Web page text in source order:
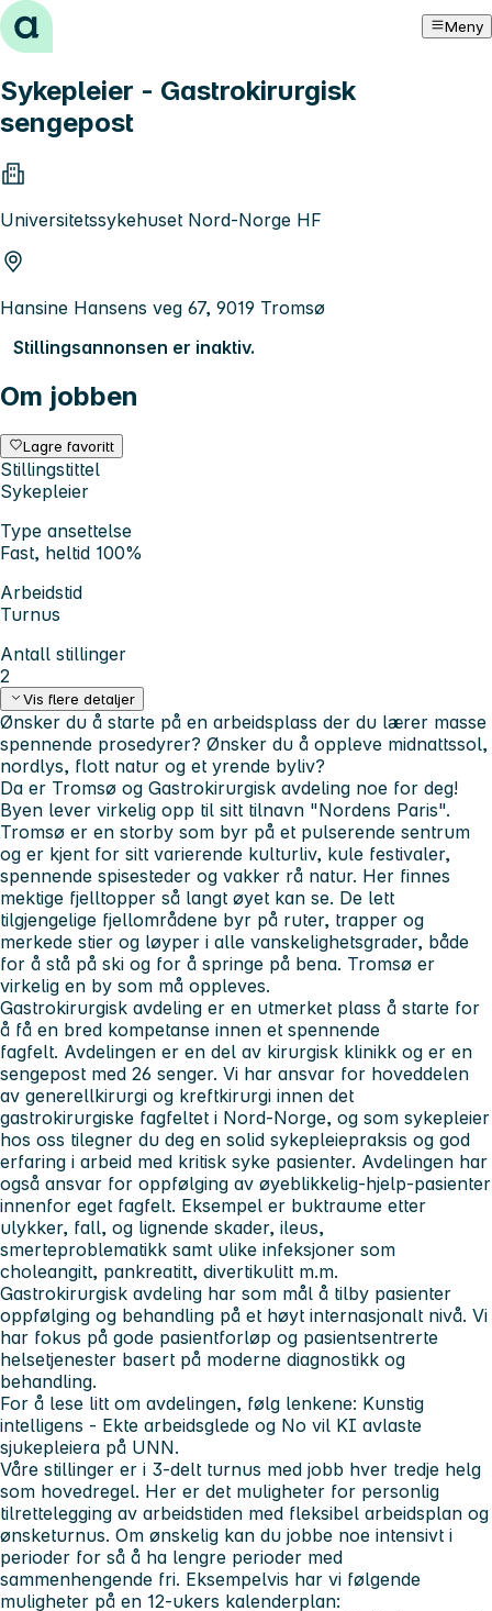
Hopp til innhold Meny
Sykepleier - Gastrokirurgisk
sengepost
Universitetssykehuset Nord-Norge HF
Hansine Hansens veg 67, 9019 Tromsø
Stillingsannonsen er inaktiv.
Om jobben
Lagre favoritt
Stillingstittel
Sykepleier
Type ansettelse
Fast, heltid 100%
Arbeidstid
Turnus
Antall stillinger
2
Vis flere detaljer
Ønsker du å starte på en arbeidsplass der du lærer masse
spennende prosedyrer? Ønsker du å oppleve midnattssol,
nordlys, flott natur og et yrende byliv?
Da er Tromsø og Gastrokirurgisk avdeling noe for deg!
Byen lever virkelig opp til sitt tilnavn "Nordens Paris".
Tromsø er en storby som byr på et pulserende sentrum
og er kjent for sitt varierende kulturliv, kule festivaler,
spennende spisesteder og vakker rå natur. Her finnes
mektige fjelltopper så langt øyet kan se. De lett
tilgjengelige fjellområdene byr på ruter, trapper og
merkede stier og løyper i alle vanskelighetsgrader, både
for å stå på ski og for å springe på bena. Tromsø er
virkelig en by som må oppleves.
Gastrokirurgisk avdeling er en utmerket plass å starte for
å få en bred kompetanse innen et spennende
fagfelt. Avdelingen er en del av kirurgisk klinikk og er en
sengepost med 26 senger. Vi har ansvar for hoveddelen
av generellkirurgi og kreftkirurgi innen det
gastrokirurgiske fagfeltet i Nord-Norge, og som sykepleier
hos oss tilegner du deg en solid sykepleiepraksis og god
erfaring i arbeid med kritisk syke pasienter. Avdelingen har
også ansvar for oppfølging av øyeblikkelig-hjelp-pasienter
innenfor eget fagfelt. Eksempel er buktraume etter
ulykker, fall, og lignende skader, ileus,
smerteproblematikk samt ulike infeksjoner som
choleangitt, pankreatitt, divertikulitt m.m.
Gastrokirurgisk avdeling har som mål å tilby pasienter
oppfølging og behandling på et høyt internasjonalt nivå. Vi
har fokus på gode pasientforløp og pasientsentrerte
helsetjenester basert på moderne diagnostikk og
behandling.
For å lese litt om avdelingen, følg lenkene: Kunstig
intelligens - Ekte arbeidsglede og No vil KI avlaste
sjukepleiera på UNN.
Våre stillinger er i 3-delt turnus med jobb hver tredje helg
som hovedregel. Her er det muligheter for personlig
tilrettelegging av arbeidstiden med fleksibel arbeidsplan og
ønsketurnus. Om ønskelig kan du jobbe noe intensivt i
perioder for så å ha lengre perioder med
sammenhengende fri. Eksempelvis har vi følgende
muligheter på en 12-ukers kalenderplan: